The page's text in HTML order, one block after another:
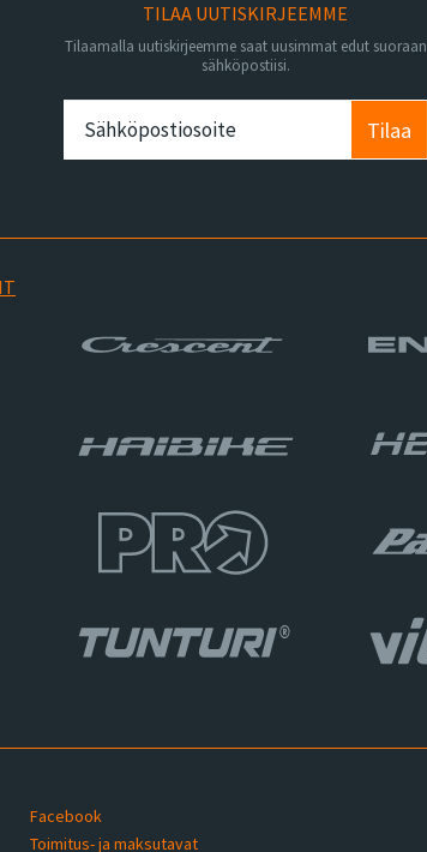
TILAA UUTISKIRJEEMME
Tilaamalla uutiskirjeemme saat uusimmat edut suoraan
sähköpostiisi.
Tilaa
Facebook
Toimitus- ja maksutavat